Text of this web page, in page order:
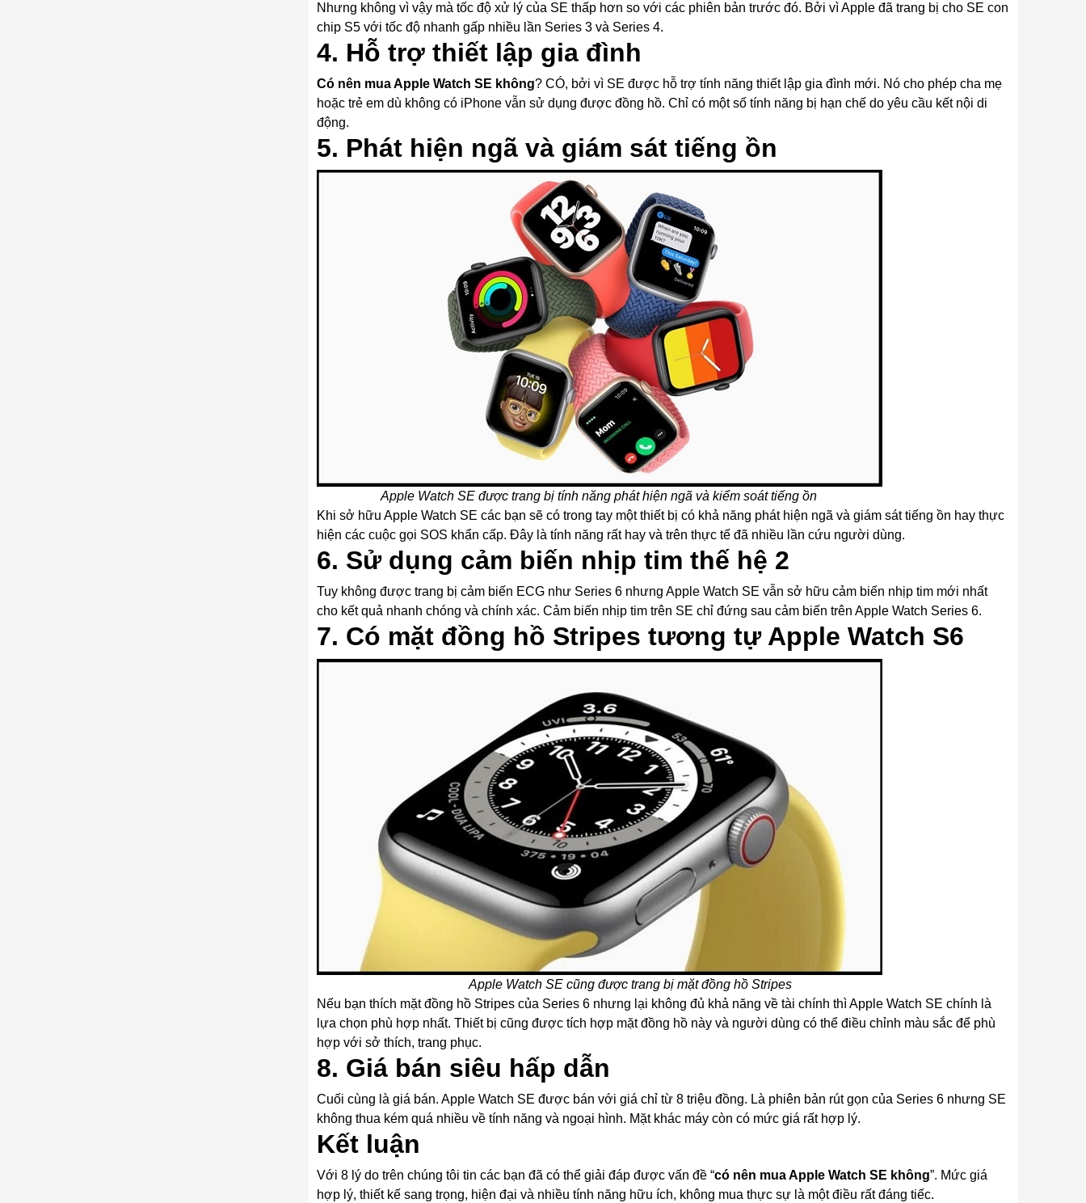
Nhưng không vì vậy mà tốc độ xử lý của SE thấp hơn so với các phiên bản trước đó. Bởi vì Apple đã trang bị cho SE con
chip S5 với tốc độ nhanh gấp nhiều lần Series 3 và Series 4.
4. Hỗ trợ thiết lập gia đình
Có nên mua Apple Watch SE không? CÓ, bởi vì SE được hỗ trợ tính năng thiết lập gia đình mới. Nó cho phép cha mẹ
hoặc trẻ em dù không có iPhone vẫn sử dụng được đồng hồ. Chỉ có một số tính năng bị hạn chế do yêu cầu kết nội di
động.
5. Phát hiện ngã và giám sát tiếng ồn
Apple Watch SE được trang bị tính năng phát hiện ngã và kiểm soát tiếng ồn
Khi sở hữu Apple Watch SE các bạn sẽ có trong tay một thiết bị có khả năng phát hiện ngã và giám sát tiếng ồn hay thực
hiện các cuộc gọi SOS khẩn cấp. Đây là tính năng rất hay và trên thực tế đã nhiều lần cứu người dùng.
6. Sử dụng cảm biến nhịp tim thế hệ 2
Tuy không được trang bị cảm biến ECG như Series 6 nhưng Apple Watch SE vẫn sở hữu cảm biến nhịp tim mới nhất
cho kết quả nhanh chóng và chính xác. Cảm biến nhịp tim trên SE chỉ đứng sau cảm biến trên Apple Watch Series 6.
7. Có mặt đồng hồ Stripes tương tự Apple Watch S6
Apple Watch SE cũng được trang bị mặt đồng hồ Stripes
Nếu bạn thích mặt đồng hồ Stripes của Series 6 nhưng lại không đủ khả năng về tài chính thì Apple Watch SE chính là
lựa chọn phù hợp nhất. Thiết bị cũng được tích hợp mặt đồng hồ này và người dùng có thể điều chỉnh màu sắc để phù
hợp với sở thích, trang phục.
8. Giá bán siêu hấp dẫn
Cuối cùng là giá bán. Apple Watch SE được bán với giá chỉ từ 8 triệu đồng. Là phiên bản rút gọn của Series 6 nhưng SE
không thua kém quá nhiều về tính năng và ngoại hình. Mặt khác máy còn có mức giá rất hợp lý.
Kết luận
Với 8 lý do trên chúng tôi tin các bạn đã có thể giải đáp được vấn đề “có nên mua Apple Watch SE không”. Mức giá
hợp lý, thiết kế sang trọng, hiện đại và nhiều tính năng hữu ích, không mua thực sự là một điều rất đáng tiếc.